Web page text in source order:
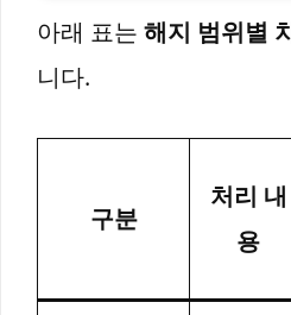
아래 표는 해지 범위별
니다.
구분
처리 내
용